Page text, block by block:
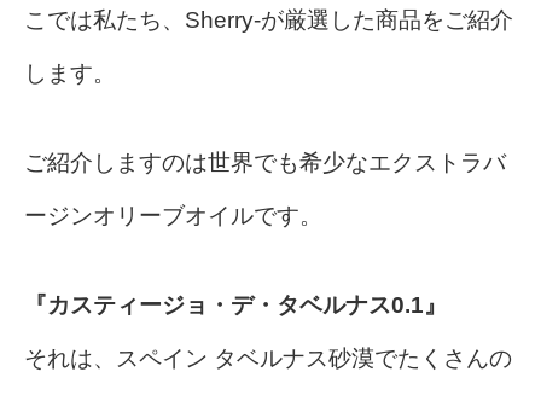
こでは私たち、Sherry-が厳選した商品をご紹介
します。
ご紹介しますのは世界でも希少なエクストラバ
ージンオリーブオイルです。
『カスティージョ・デ・タベルナス0.1』
それは、スペイン タベルナス砂漠でたくさんの